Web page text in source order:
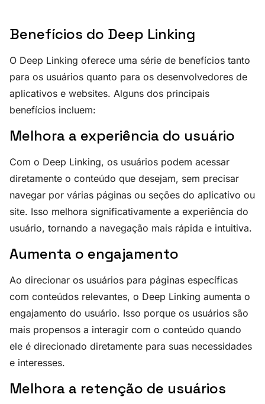
Benefícios do Deep Linking
O Deep Linking oferece uma série de benefícios tanto
para os usuários quanto para os desenvolvedores de
aplicativos e websites. Alguns dos principais
benefícios incluem:
Melhora a experiência do usuário
Com o Deep Linking, os usuários podem acessar
diretamente o conteúdo que desejam, sem precisar
navegar por várias páginas ou seções do aplicativo ou
site. Isso melhora significativamente a experiência do
usuário, tornando a navegação mais rápida e intuitiva.
Aumenta o engajamento
Ao direcionar os usuários para páginas específicas
com conteúdos relevantes, o Deep Linking aumenta o
engajamento do usuário. Isso porque os usuários são
mais propensos a interagir com o conteúdo quando
ele é direcionado diretamente para suas necessidades
e interesses.
Melhora a retenção de usuários